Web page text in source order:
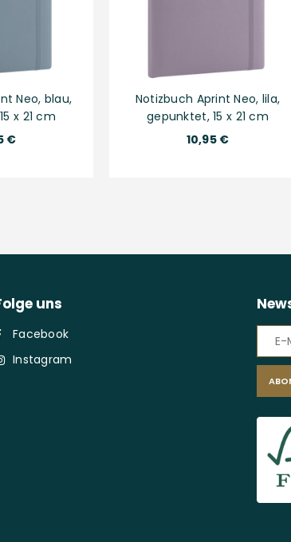
Neo, blau,
x 21 cm
€
Notizbuch Aprint Neo, lila,
gepunktet, 15 x 21 cm
Normaler
10,95 €
uns
Facebook
Instagram